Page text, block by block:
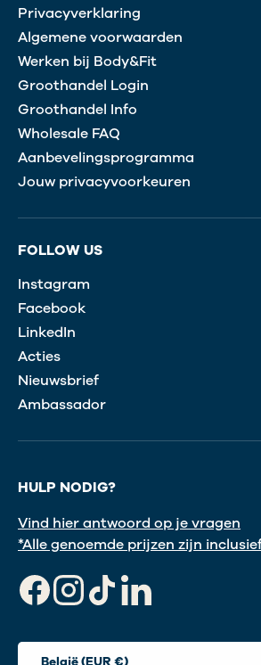
Privacyverklaring
Algemene voorwaarden
Werken bij Body&Fit
Groothandel Login
Groothandel Info
Wholesale FAQ
Aanbevelingsprogramma
Jouw privacyvoorkeuren
FOLLOW US
Instagram
Facebook
LinkedIn
Acties
Nieuwsbrief
Ambassador
HULP NODIG?
Vind hier antwoord op je vragen
*Alle genoemde prijzen zijn
FacebookInstagram
TikTokLinkedIn
Land/Regio